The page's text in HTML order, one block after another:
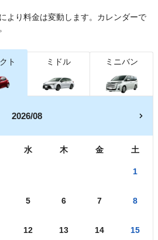
より料金は変動します。カレンダーで
ト ミドル ミニバン
2026/08
水 木 金 土
1
5 6 7 8
12 13 14 15